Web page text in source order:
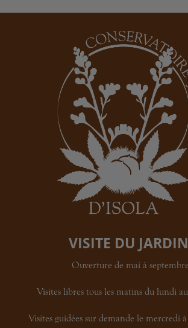
VISITE DU JARDIN
Ouverture de mai à septembre
Visites libres tous les matins du lundi
Visites guidées sur demande le mercredi